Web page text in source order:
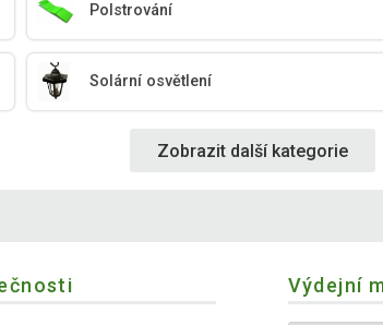
Polstrování
Solární osvětlení
Zobrazit další kategorie
Výdejní